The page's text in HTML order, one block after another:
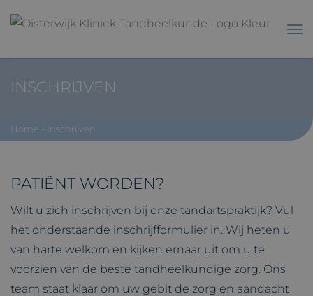
INSCHRIJVEN
Home - Inschrijven
PATIËNT WORDEN?
Wilt u zich inschrijven bij onze tandartspraktijk? Vul
het onderstaande inschrijfformulier in. Wij heten u
van harte welkom en kijken ernaar uit om u te
voorzien van de beste tandheelkundige zorg. Ons
team staat klaar om uw gebit de zorg en aandacht